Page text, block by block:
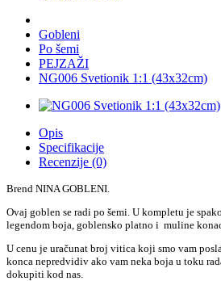
Gobleni
Po šemi
PEJZAŽI
NG006 Svetionik 1:1 (43x32cm)
Opis
Specifikacije
Recenzije (0)
Brend NINA GOBLENI.
Ovaj goblen se radi po šemi. U kompletu je
legendom boja, goblensko platno i muline
U cenu je uračunat broj vitica koji smo vam
konca nepredvidiv ako vam neka boja u toku
dokupiti kod nas.